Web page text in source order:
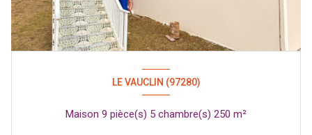
LE VAUCLIN (97280)
Maison 9 pièce(s) 5 chambre(s) 250 m²